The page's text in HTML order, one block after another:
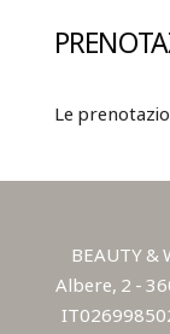
Le
BEAUTY &
Albere, 2 -